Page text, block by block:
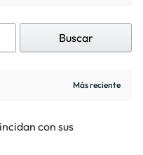
Buscar
con sus